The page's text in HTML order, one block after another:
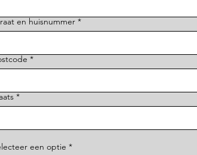
en huisnummer
een optie *